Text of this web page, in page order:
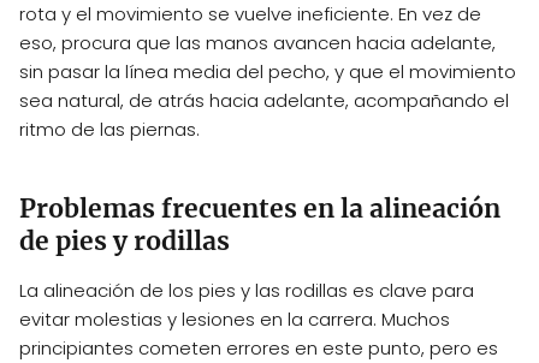
rota y el movimiento se vuelve ineficiente. En vez de
eso, procura que las manos avancen hacia adelante,
sin pasar la línea media del pecho, y que el movimiento
sea natural, de atrás hacia adelante, acompañando el
ritmo de las piernas.
Problemas frecuentes en la alineación
de pies y rodillas
La alineación de los pies y las rodillas es clave para
evitar molestias y lesiones en la carrera. Muchos
principiantes cometen errores en este punto, pero es